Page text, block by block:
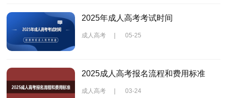
2025年成人高考考试时间
成人高考 | 05-25
2025成人高考报名流程和费用标准
成人高考 | 03-24